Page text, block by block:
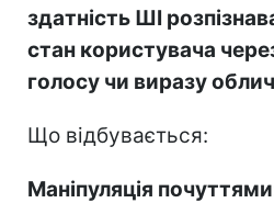
здатність ШІ
стан користувача
голосу чи виразу
Що відбувається:
Маніпуляція почуттями